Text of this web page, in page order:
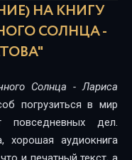
НА КНИГУ
СОЛНЦА -
Солнца - Лариса
погрузиться в мир
повседневных дел.
аудиокнига